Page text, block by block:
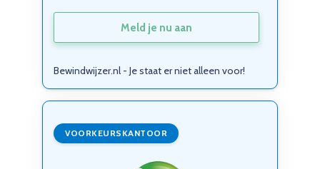
Meld je nu aan
Bewindwijzer.nl - Je staat er niet alleen voor!
VOORKEURSKANTOOR